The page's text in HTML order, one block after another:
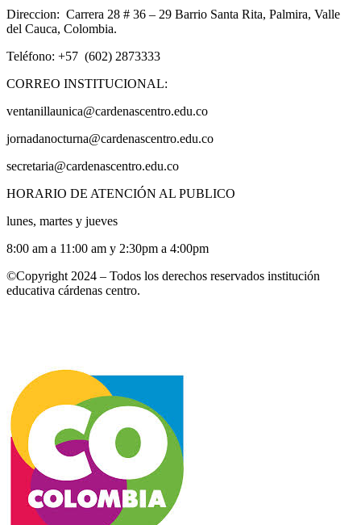
Direccion: Carrera 28 # 36 – 29 Barrio Santa Rita, Palmira, Valle
del Cauca, Colombia.
Teléfono: +57 (602) 2873333
CORREO INSTITUCIONAL:
ventanillaunica@cardenascentro.edu.co
jornadanocturna@cardenascentro.edu.co
secretaria@cardenascentro.edu.co
HORARIO DE ATENCIÓN AL PUBLICO
lunes, martes y jueves
8:00 am a 11:00 am y 2:30pm a 4:00pm
©Copyright 2024 – Todos los derechos reservados institución
educativa cárdenas centro.